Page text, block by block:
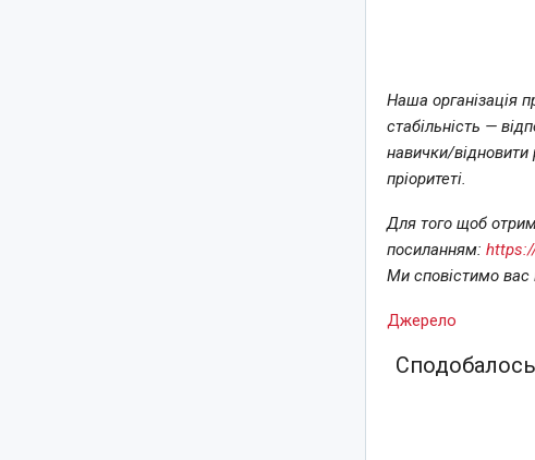
Наша організація
стабільність —
навички/
пріоритеті.
Для того щоб
посиланням:
Ми сповістимо вас
Джерело